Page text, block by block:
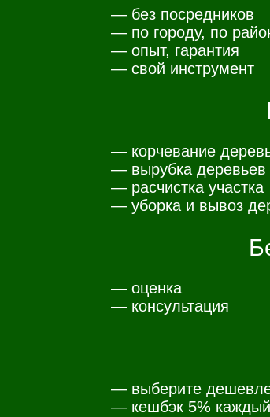
— без посредников
— по городу, по
— опыт, гарантия
— свой инструмент
— корчевание
— вырубка деревьев
— расчистка участка
— уборка и вывоз
— оценка
— консультация
— выберите
— кешбэк 5% каждый